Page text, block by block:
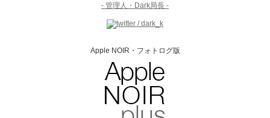
- 管理人・Dark局長 -
Apple NOIR・フォトログ版